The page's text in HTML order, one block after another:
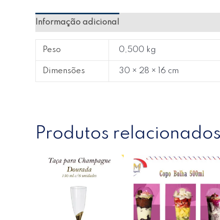
Informação adicional
Peso 0,500 kg
Dimensões 30 × 28 × 16 cm
Produtos